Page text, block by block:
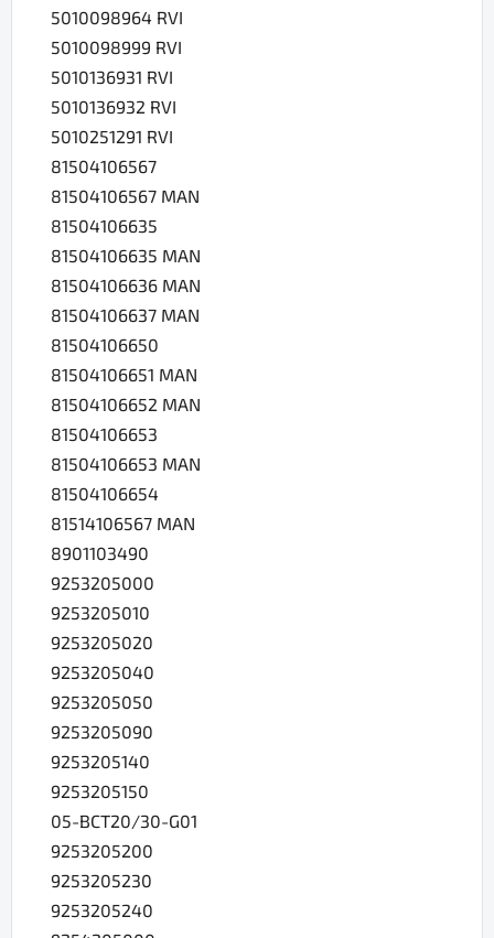
5010098964 RVI
5010098999 RVI
5010136931 RVI
5010136932 RVI
5010251291 RVI
81504106567
81504106567 MAN
81504106635
81504106635 MAN
81504106636 MAN
81504106637 MAN
81504106650
81504106651 MAN
81504106652 MAN
81504106653
81504106653 MAN
81504106654
81514106567 MAN
8901103490
9253205000
9253205010
9253205020
9253205040
9253205050
9253205090
9253205140
9253205150
05-BCT20/30-G01
9253205200
9253205230
9253205240